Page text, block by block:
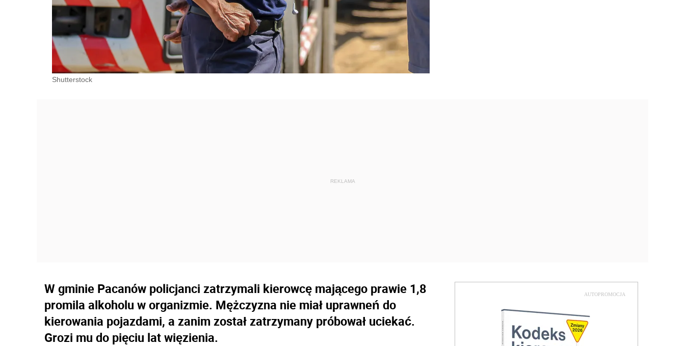
Shutterstock
W gminie Pacanów policjanci zatrzymali kierowcę mającego prawie 1,8
promila alkoholu w organizmie. Mężczyzna nie miał uprawneń do
kierowania pojazdami, a zanim został zatrzymany próbował uciekać.
Grozi mu do pięciu lat więzienia.
AUTOPROMOCJA